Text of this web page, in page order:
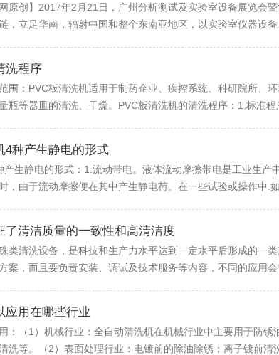
网原创】2017年2月21日，广州分析测试及实验室设备展览
，立足华南，辐射中国和整个东南亚地区，以实验室仪器设
洗程序
围：PVC板清洗机适用于制药企业、疾控系统、科研院所、
瓶等器皿的清洗、干燥。PVC板清洗机的清洗程序：1.标准
4种产生静电的形式
产生静电的形式：1.流动带电。液体流动摩擦带电是工业生
，由于流动摩擦便在其中产生静电荷。在一些试验或操作中.
了清洁质量的一致性和高清洁度
类清洗设备，是科技和生产力水平达到一定水平后形成的一
案，而且要负责安装、调试及技术服务等内容，不同的应用
应用在哪些行业
：（1）机械行业：全自动清洗机在机械行业中主要用于防
洗等。（2）表面处理行业：电镀前的除油除锈；离子镀前清